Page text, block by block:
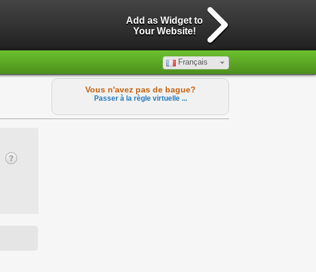
Add as Widget to
Your Website!
Français
Vous n'avez pas de bague?
Passer à la règle virtuelle ...